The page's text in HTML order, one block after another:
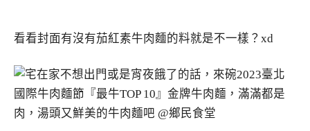
看看封面有沒有茄紅素牛肉麵的料就是不一樣？xd